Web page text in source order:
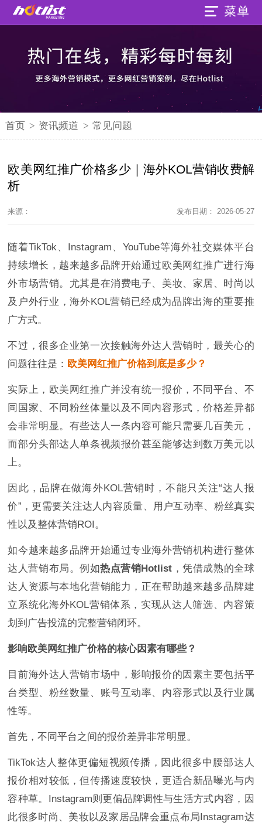
首页 > 资讯频道 > 常见问题
欧美网红推广价格多少｜海外KOL营销收费解
析
来源： 发布日期： 2026-05-27
随着TikTok、Instagram、YouTube等海外社交媒体平台
持续增长，越来越多品牌开始通过欧美网红推广进行海
外市场营销。尤其是在消费电子、美妆、家居、时尚以
及户外行业，海外KOL营销已经成为品牌出海的重要推
广方式。
不过，很多企业第一次接触海外达人营销时，最关心的
问题往往是： 欧美网红推广价格到底是多少？
实际上，欧美网红推广并没有统一报价，不同平台、不
同国家、不同粉丝体量以及不同内容形式，价格差异都
会非常明显。有些达人一条内容可能只需要几百美元，
而部分头部达人单条视频报价甚至能够达到数万美元以
上。
因此，品牌在做海外KOL营销时，不能只关注“达人报
价”，更需要关注达人内容质量、用户互动率、粉丝真实
性以及整体营销ROI。
如今越来越多品牌开始通过专业海外营销机构进行整体
达人营销布局。例如热点营销Hotlist ，凭借成熟的全球
达人资源与本地化营销能力，正在帮助越来越多品牌建
立系统化海外KOL营销体系，实现从达人筛选、内容策
划到广告投流的完整营销闭环。
影响欧美网红推广价格的核心因素有哪些？
目前海外达人营销市场中，影响报价的因素主要包括平
台类型、粉丝数量、账号互动率、内容形式以及行业属
性等。
首先，不同平台之间的报价差异非常明显。
TikTok达人整体更偏短视频传播，因此很多中腰部达人
报价相对较低，但传播速度较快，更适合新品曝光与内
容种草。Instagram则更偏品牌调性与生活方式内容，因
此很多时尚、美妆以及家居品牌会重点布局Instagram达